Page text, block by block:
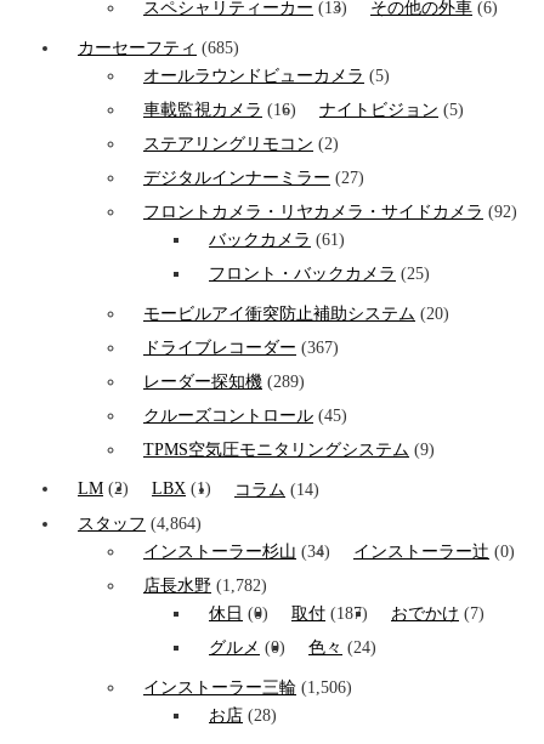
スペシャリティーカー (13) その他の外車 (6)
カーセーフティ (685)
オールラウンドビューカメラ (5)
車載監視カメラ (16) ナイトビジョン (5)
ステアリングリモコン (2)
デジタルインナーミラー (27)
フロントカメラ・リヤカメラ・サイドカメラ (92)
バックカメラ (61)
フロント・バックカメラ (25)
モービルアイ衝突防止補助システム (20)
ドライブレコーダー (367)
レーダー探知機 (289)
クルーズコントロール (45)
TPMS空気圧モニタリングシステム (9)
LM (2) LBX (1) コラム (14)
スタッフ (4,864)
インストーラー杉山 (34) インストーラー辻 (0)
店長水野 (1,782)
休日 (0) 取付 (187) おでかけ (7)
グルメ (0) 色々 (24)
インストーラー三輪 (1,506)
お店 (28)